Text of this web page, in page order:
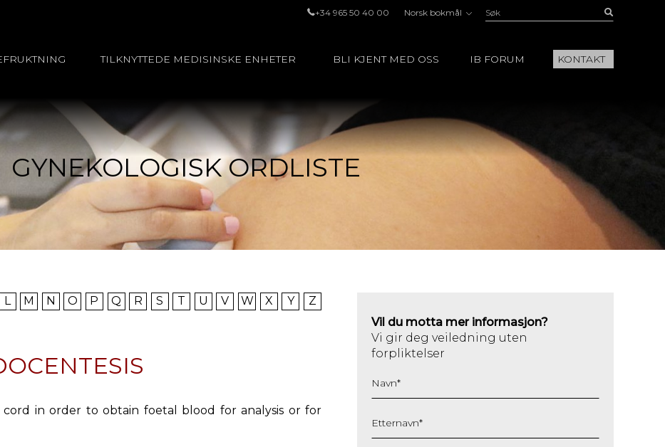
+34 965 50 40 00 Norsk bokmål Søk:
TILKNYTTEDE MEDISINSKE ENHETER BLI KJENT MED OSS IB FORUM KONTAKT
GYNEKOLOGISK ORDLISTE
L M N O P Q R S T U V W X Y Z
in order to obtain foetal blood for analysis or for
Vil du motta mer informasjon?
Vi gir deg veiledning uten
forpliktelser
Navn*
Etternavn*